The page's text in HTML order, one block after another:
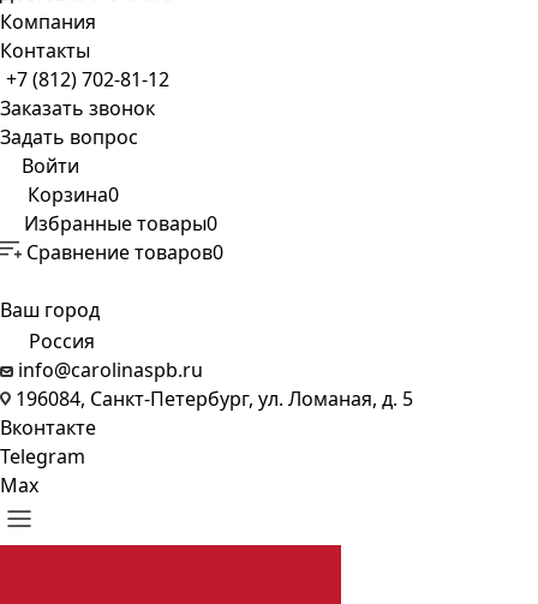
Компания
Контакты
+7 (812) 702-81-12
Заказать звонок
Задать вопрос
Войти
Корзина0
Избранные товары0
Сравнение товаров0
Ваш город
Россия
info@carolinaspb.ru
196084, Санкт-Петербург, ул. Ломаная, д. 5
Вконтакте
Telegram
Max